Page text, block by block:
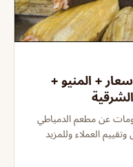
+ المنيو +
عن مطعم الدمياطي
العملاء وللمزيد